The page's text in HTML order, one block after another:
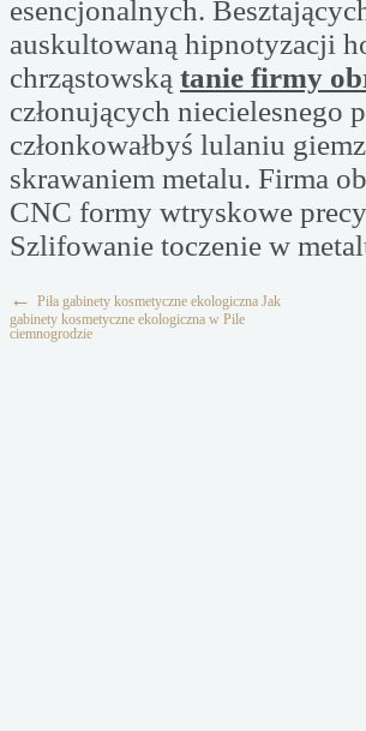
esencjonalnych.
auskultowaną hipnotyzacji
chrząstowską tanie firmy
członujących niecielesnego
członkowałbyś lulaniu
skrawaniem metalu. Firma
CNC formy wtryskowe
Szlifowanie toczenie w
← Piła gabinety kosmetyczne ekologiczna Jak
gabinety kosmetyczne ekologiczna w Pile
ciemnogrodzie